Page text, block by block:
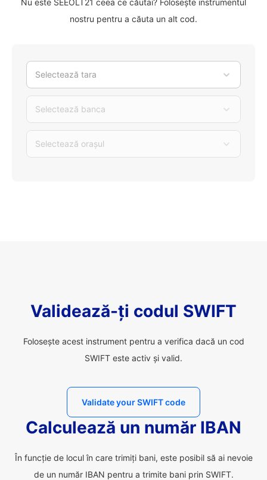
Nu este SEEOLT21 ceea ce căutai? Folosește instrumentul
nostru pentru a căuta un alt cod.
Selectează tara
Selectează banca
Selectează orașul
Validează-ți codul SWIFT
Folosește acest instrument pentru a verifica dacă un cod
SWIFT este activ și valid.
Validate your SWIFT code
Calculează un număr IBAN
În funcție de locul în care trimiți bani, este posibil să ai nevoie
de un număr IBAN pentru a trimite bani prin SWIFT.